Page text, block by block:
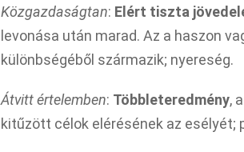
Közgazdaságtan: Elért tiszta
levonása után marad. Az a haszon
különbségéből származik; nyereség.
Átvitt értelemben: Többleteredmény,
kitűzött célok elérésének az esélyét;